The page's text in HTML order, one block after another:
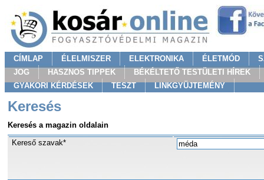
CÍMLAP ÉLELMISZER ELEKTRONIKA ÉLETMÓD
JOG
HASZNOS TIPPEK
BÉKÉLTETŐ TESTÜLETI HÍREK
GYAKORI KÉRDÉSEK
TESZT LINKGYÜJTEMÉNY
Keresés
Keresés a magazin oldalain
Kereső szavak*